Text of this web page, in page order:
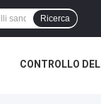
Ricerca
CONTROLLO